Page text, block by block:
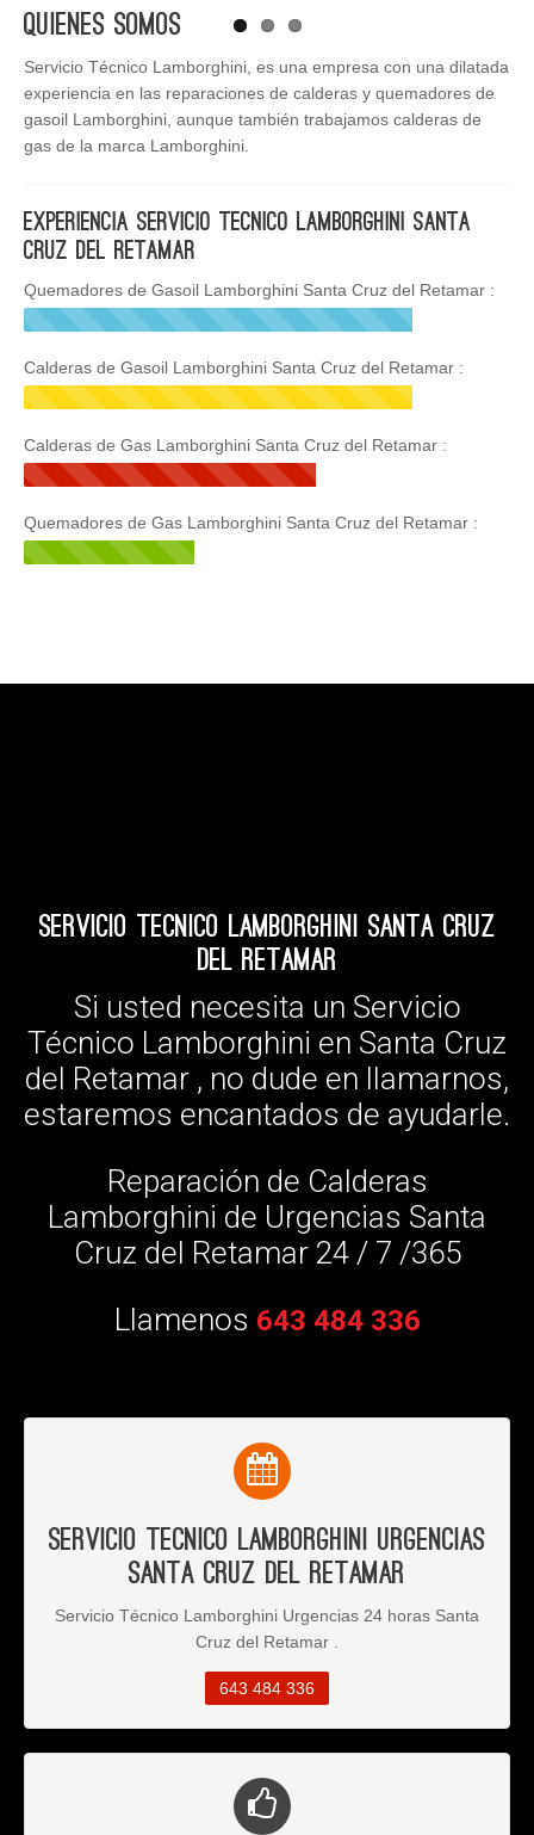
Quienes Somos
Servicio Técnico Lamborghini, es una empresa con una dilatada
experiencia en las reparaciones de calderas y quemadores de
gasoil Lamborghini, aunque también trabajamos calderas de
gas de la marca Lamborghini.
Experiencia Servicio Tecnico Lamborghini Santa
Cruz del Retamar
Quemadores de Gasoil Lamborghini Santa Cruz del Retamar :
Calderas de Gasoil Lamborghini Santa Cruz del Retamar :
Calderas de Gas Lamborghini Santa Cruz del Retamar :
Quemadores de Gas Lamborghini Santa Cruz del Retamar :
Servicio Tecnico Lamborghini Santa Cruz
del Retamar
Si usted necesita un Servicio
Técnico Lamborghini en Santa Cruz
del Retamar , no dude en llamarnos,
estaremos encantados de ayudarle.
Reparación de Calderas
Lamborghini de Urgencias Santa
Cruz del Retamar 24 / 7 /365
Llamenos 643 484 336
Servicio Tecnico Lamborghini Urgencias
Santa Cruz del Retamar
Servicio Técnico Lamborghini Urgencias 24 horas Santa
Cruz del Retamar .
643 484 336